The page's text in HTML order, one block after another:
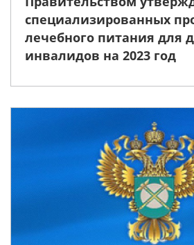
специализированных
лечебного питания для
инвалидов на 2023 год